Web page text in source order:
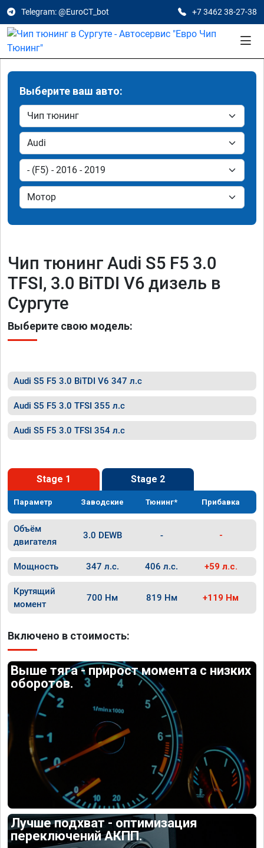
Telegram: @EuroCT_bot +7 3462 38-27-38
Выберите ваш авто:
Чип тюнинг Audi S5 F5 3.0
TFSI, 3.0 BiTDI V6 дизель в
Сургуте
Выберите свою модель:
Audi S5 F5 3.0 BiTDI V6 347 л.с
Audi S5 F5 3.0 TFSI 355 л.с
Audi S5 F5 3.0 TFSI 354 л.с
Stage 1 Stage 2
Параметр Заводские Тюнинг* Прибавка
Объём
двигателя
3.0 DEWB - -
Мощность 347 л.с. 406 л.с. +59 л.с.
Крутящий
момент
700 Нм 819 Нм +119 Нм
Включено в стоимость:
Выше тяга - прирост момента с низких
оборотов.
Лучше подхват - оптимизация
переключений АКПП.